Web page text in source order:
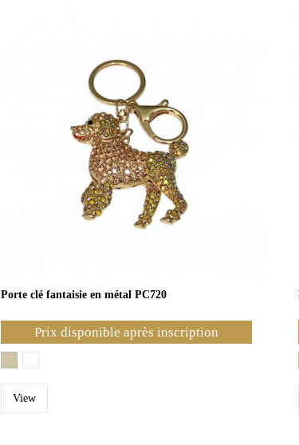
Porte clé fantaisie en métal PC720
Prix disponible après inscription
View